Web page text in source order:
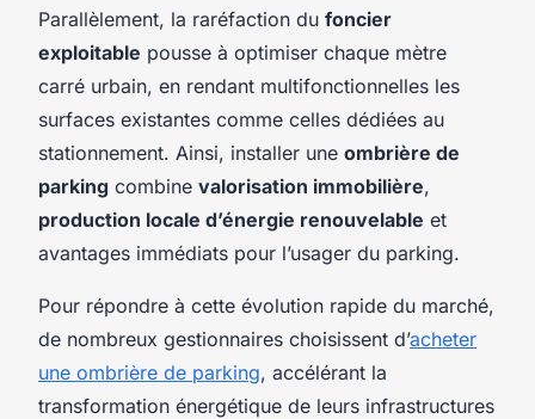
Parallèlement, la raréfaction du foncier
exploitable pousse à optimiser chaque mètre
carré urbain, en rendant multifonctionnelles les
surfaces existantes comme celles dédiées au
stationnement. Ainsi, installer une ombrière de
parking combine valorisation immobilière,
production locale d’énergie renouvelable et
avantages immédiats pour l’usager du parking.
Pour répondre à cette évolution rapide du marché,
de nombreux gestionnaires choisissent d’acheter
une ombrière de parking, accélérant la
transformation énergétique de leurs infrastructures